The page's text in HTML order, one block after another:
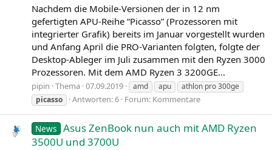
Nachdem die Mobile-Versionen der in 12 nm
gefertigten APU-Reihe “Picasso” (Prozessoren mit
integrierter Grafik) bereits im Januar vorgestellt wurden
und Anfang April die PRO-Varianten folgten, folgte der
Desktop-Ableger im Juli zusammen mit den Ryzen 3000
Prozessoren. Mit dem AMD Ryzen 3 3200GE...
pipin Thema 07.09.2019 amd apu
athlon pro 300ge
picasso
Antworten: 6 Forum: Kommentare
News Asus ZenBook nun auch mit AMD Ryzen
3500U und 3700U